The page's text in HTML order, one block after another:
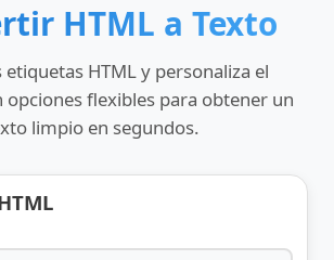
HTML a Texto
etiquetas HTML y personaliza el
opciones flexibles para obtener un
limpio en segundos.